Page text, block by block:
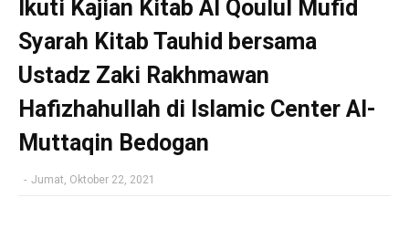
Ikuti Kajian Kitab Al Qoulul Mufid
Syarah Kitab Tauhid bersama
Ustadz Zaki Rakhmawan
Hafizhahullah di Islamic Center Al-
Muttaqin Bedogan
- Jumat, Oktober 22, 2021